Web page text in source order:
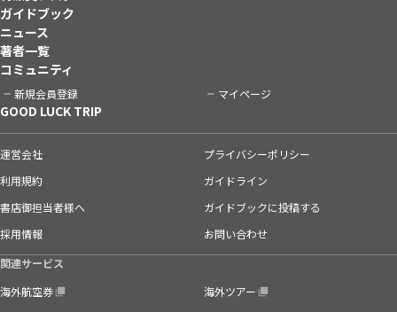
ガイドブック
ニュース
著者一覧
コミュニティ
新規会員登録 マイページ
GOOD LUCK TRIP
運営会社
プライバシーポリシー
利用規約
ガイドライン
書店御担当者様へ
ガイドブックに投稿する
採用情報
お問い合わせ
関連サービス
海外航空券
海外ツアー